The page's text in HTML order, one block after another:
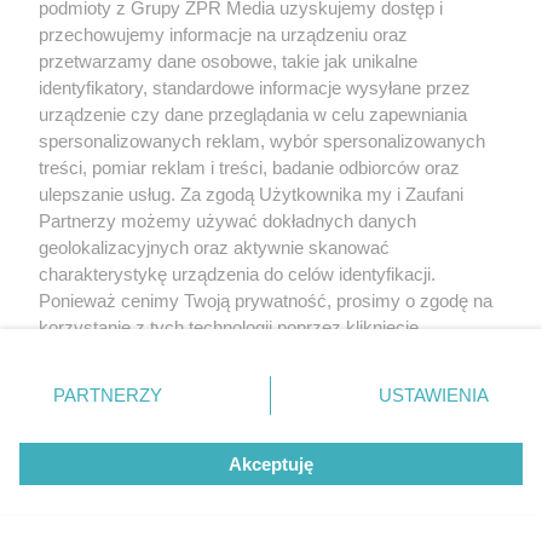
Żaden utwór zamieszczony w serwisie nie może być powielany i
rozpowszechniany lub dalej rozpowszechniany w jakikolwiek sposób (w
tym także elektroniczny lub mechaniczny) na jakimkolwiek polu
eksploatacji w jakiejkolwiek formie, włącznie z umieszczaniem w Internecie
bez właściwej zgody, jest zabronione pod groźbą kary i może być ścigane
prawnie.
podmioty z Grupy ZPR Media uzyskujemy dostęp i
przechowujemy informacje na urządzeniu oraz
przetwarzamy dane osobowe, takie jak unikalne
identyfikatory, standardowe informacje wysyłane przez
urządzenie czy dane przeglądania w celu zapewniania
spersonalizowanych reklam, wybór spersonalizowanych
treści, pomiar reklam i treści, badanie odbiorców oraz
ulepszanie usług. Za zgodą Użytkownika my i Zaufani
Partnerzy możemy używać dokładnych danych
geolokalizacyjnych oraz aktywnie skanować
charakterystykę urządzenia do celów identyfikacji.
Ponieważ cenimy Twoją prywatność, prosimy o zgodę na
korzystanie z tych technologii poprzez kliknięcie
zmienić/wycofać klikając przycisk ustawień prywatności
znajdujący się w lewym dolnym rogu strony
rodzaje przetwarzania danych nie wymagają zgody
użytkownika, ale masz prawo sprzeciwić się takiemu
przetwarzaniu. Preferencje będą miały zastosowanie tylko
PARTNERZY USTAWIENIA
Akceptuję